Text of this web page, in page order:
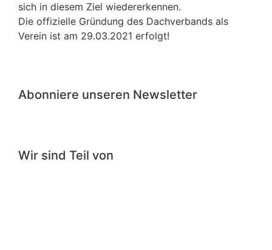
sich in diesem Ziel wiedererkennen.
Die offizielle Gründung des Dachverbands als
Verein ist am 29.03.2021 erfolgt!
Abonniere unseren Newsletter
Wir sind Teil von